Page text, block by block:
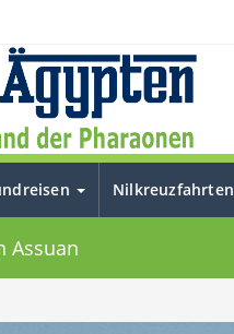
Nilkreuzfahrten
Assuan